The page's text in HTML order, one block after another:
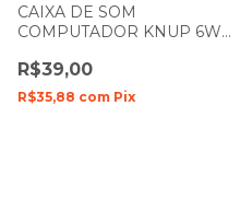
CAIXA DE SOM
COMPUTADOR KNUP 6W
R$39,00
R$35,88 com Pix